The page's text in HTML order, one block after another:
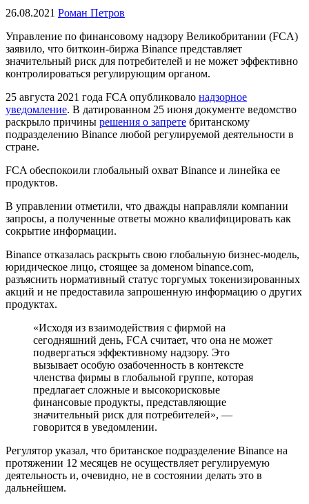
26.08.2021 Роман Петров
Управление по финансовому надзору Великобритании (FCA)
заявило, что биткоин-биржа Binance представляет
значительный риск для потребителей и не может эффективно
контролироваться регулирующим органом.
25 августа 2021 года FCA опубликовало надзорное
уведомление. В датированном 25 июня документе ведомство
раскрыло причины решения о запрете британскому
подразделению Binance любой регулируемой деятельности в
стране.
FCA обеспокоили глобальный охват Binance и линейка ее
продуктов.
В управлении отметили, что дважды направляли компании
запросы, а полученные ответы можно квалифицировать как
сокрытие информации.
Binance отказалась раскрыть свою глобальную бизнес-модель,
юридическое лицо, стоящее за доменом binance.com,
разъяснить нормативный статус торгумых токенизированных
акций и не предоставила запрошенную информацию о других
продуктах.
«Исходя из взаимодействия с фирмой на
сегодняшний день, FCA считает, что она не может
подвергаться эффективному надзору. Это
вызывает особую озабоченность в контексте
членства фирмы в глобальной группе, которая
предлагает сложные и высокорисковые
финансовые продукты, представляющие
значительный риск для потребителей», —
говорится в уведомлении.
Регулятор указал, что британское подразделение Binance на
протяжении 12 месяцев не осуществляет регулируемую
деятельность и, очевидно, не в состоянии делать это в
дальнейшем.